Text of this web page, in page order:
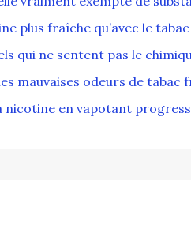
plus fraîche qu’avec le tabac
qui ne sentent pas le
mauvaises odeurs de tabac
en vapotant